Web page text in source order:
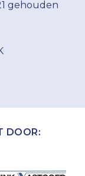
gehouden
DOOR: